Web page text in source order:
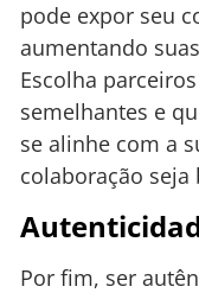
pode expor seu
aumentando
Escolha
semelhantes e
se alinhe com a
colaboração seja
Por fim, ser